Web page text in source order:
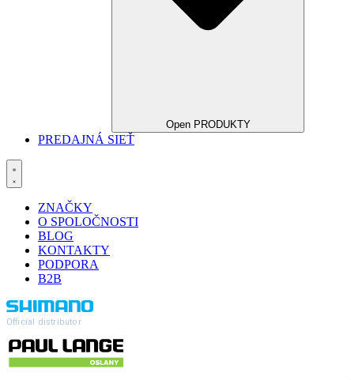
Open PRODUKTY
PREDAJNÁ SIEŤ
ZNAČKY
O SPOLOČNOSTI
BLOG
KONTAKTY
PODPORA
B2B
Official distributor